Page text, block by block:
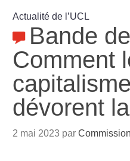
Actualité de l’UCL
Bande
Comment
dévorent
2 mai 2023 par